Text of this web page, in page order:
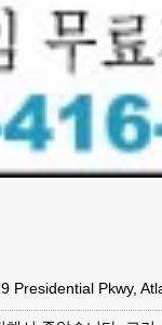
Presidential Pkwy,